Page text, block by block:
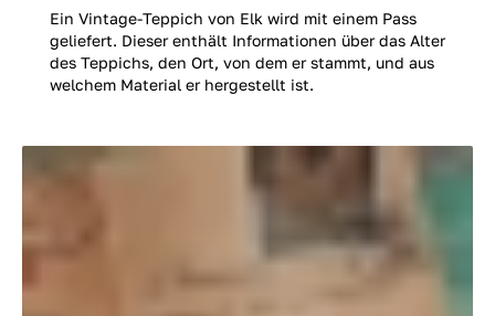
Ein Vintage-Teppich von Elk wird mit einem Pass
geliefert. Dieser enthält Informationen über das Alter
des Teppichs, den Ort, von dem er stammt, und aus
welchem Material er hergestellt ist.